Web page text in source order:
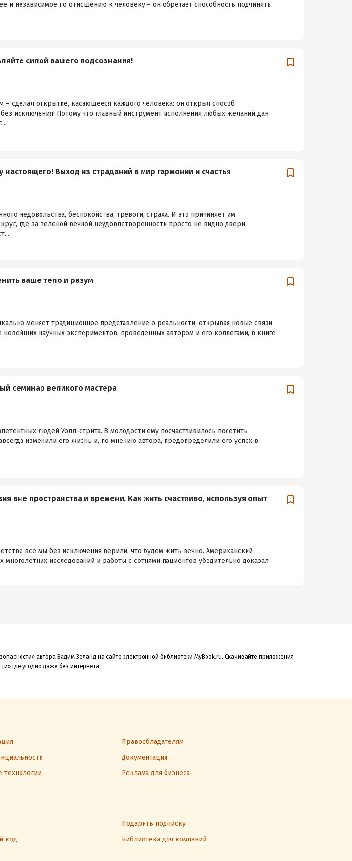
и независимое по отношению к человеку – он обретает способность подчинять
силой вашего подсознания!
сделал открытие, касающееся каждого человека: он открыл способ
исключения! Потому что главный инструмент исполнения любых желаний дан
Выход из страданий в мир гармонии и счастья
недовольства, беспокойства, тревоги, страха. И это причиняет им
где за пеленой вечной неудовлетворенности просто не видно двери,
ваше тело и разум
меняет традиционное представление о реальности, открывая новые связи
научных экспериментов, проведенных автором и его коллегами, в книге
семинар великого мастера
людей Уолл-стрита. В молодости ему посчастливилось посетить
изменили его жизнь и, по мнению автора, предопределили его успех в
вне пространства и времени. Как жить счастливо, используя опыт
все мы без исключения верили, что будем жить вечно. Американский
исследований и работы с сотнями пациентов убедительно доказал:
автора Вадим Зеланд на сайте электронной библиотеки MyBook.ru. Скачивайте приложения
где угодно даже без интернета.
Правообладателям
Документация
технологии Реклама для бизнеса
Подарить подписку
код
Библиотека для компаний